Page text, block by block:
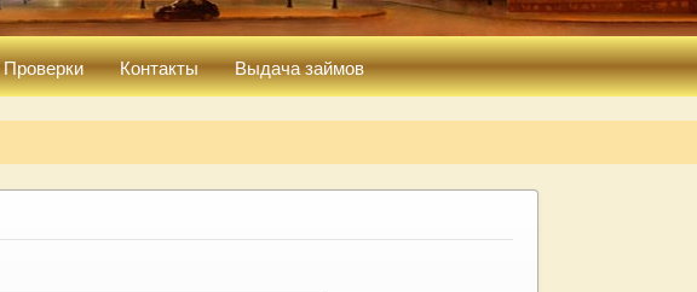
Проверки Контакты Выдача займов